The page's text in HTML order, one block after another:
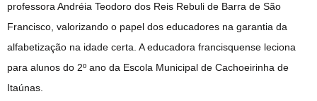
professora Andréia Teodoro dos Reis Rebuli de Barra de São
Francisco, valorizando o papel dos educadores na garantia da
alfabetização na idade certa. A educadora francisquense leciona
para alunos do 2º ano da Escola Municipal de Cachoeirinha de
Itaúnas.